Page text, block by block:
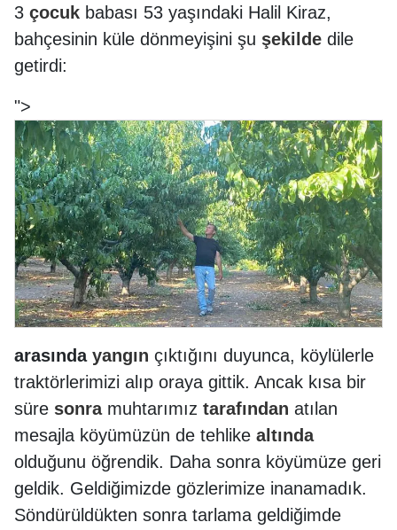
3 çocuk babası 53 yaşındaki Halil Kiraz,
bahçesinin küle dönmeyişini şu şekilde dile
getirdi:
">
arasında yangın çıktığını duyunca, köylülerle
traktörlerimizi alıp oraya gittik. Ancak kısa bir
süre sonramuhtarımız tarafından atılan
mesajla köyümüzün de tehlike altında
olduğunu öğrendik. Daha sonra köyümüze geri
geldik. Geldiğimizde gözlerimize inanamadık.
Söndürüldükten sonra tarlama geldiğimde